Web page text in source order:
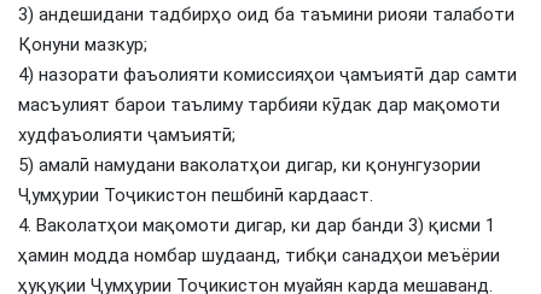
3) андешидани тадбирҳо оид ба таъмини риояи талаботи
Қонуни мазкур;
4) назорати фаъолияти комиссияҳои ҷамъиятӣ дар самти
масъулият барои таълиму тарбияи кӯдак дар мақомоти
худфаъолияти ҷамъиятӣ;
5) амалӣ намудани ваколатҳои дигар, ки қонунгузории
Ҷумҳурии Тоҷикистон пешбинӣ кардааст.
4. Ваколатҳои мақомоти дигар, ки дар банди 3) қисми 1
ҳамин модда номбар шудаанд, тибқи санадҳои меъёрии
ҳуқуқии Ҷумҳурии Тоҷикистон муайян карда мешаванд.